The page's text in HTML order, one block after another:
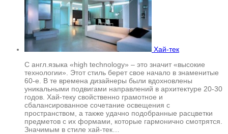
Хай-тек
С англ.языка «high technology» – это значит «высокие
технологии». Этот стиль берет свое начало в знаменитые
60-е. В те времена дизайнеры были вдохновлены
уникальными подвигами направлений в архитектуре 20-30
годов. Хай-теку свойственно грамотное и
сбалансированное сочетание освещения с
пространством, а также удачно подобранные расцветки
предметов с их формами, которые гармонично смотрятся.
Значимым в стиле хай-тек…